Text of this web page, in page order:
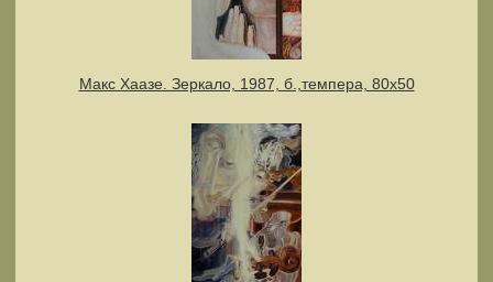
Макс Хаазе. Зеркало, 1987, б.,темпера, 80х50